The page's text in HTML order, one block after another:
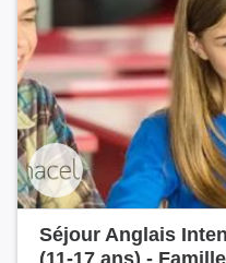
Séjour Anglais